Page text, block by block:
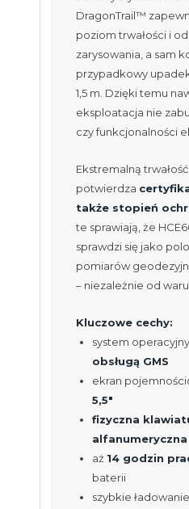
DragonTrail™
poziom trwałości i
zarysowania, a sam
przypadkowy
1,5 m. Dzięki temu
eksploatacja nie
czy funkcjonalności
Ekstremalną
potwierdza
także stopień
te sprawiają, że
sprawdzi się jako
pomiarów
– niezależnie od
Kluczowe cechy:
system operacyjny
obsługą GMS
ekran
5,5″
fizyczna
alfanumeryczna
aż 14 godzin
baterii
szybkie